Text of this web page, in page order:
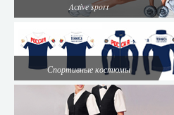
Active sport
Спортивные костюмы